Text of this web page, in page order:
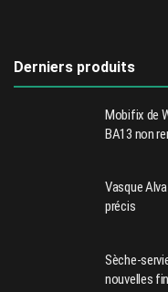
Derniers produits
Mobifix de
BA13 non
Vasque
précis
Sèche-
nouvelles